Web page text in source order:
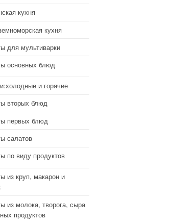
кухня
кухня
для мультиварки
основных блюд
и горячие
вторых блюд
первых блюд
салатов
по виду продуктов
из круп, макарон и
из молока, творога, сыра
продуктов